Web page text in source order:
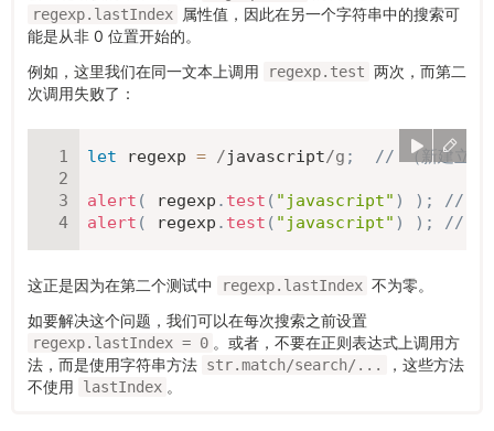
regexp.lastIndex
属性值，因此在另一个字符串中的搜索可
能是从非 0 位置开始的。
例如，这里我们在同一文本上调用
regexp.test 两次，而第二
次调用失败了：
let regexp = /javascript/g ; // （新建立
alert ( regexp . test ( "javascript" ) ) ;
//
alert ( regexp . test ( "javascript" ) ) ; //
这正是因为在第二个测试中 regexp.lastIndex 不为零。
如要解决这个问题，我们可以在每次搜索之前设置
regexp.lastIndex = 0 。或者，不要在正则表达式上调用方
法，而是使用字符串方法 str.match/search/...
，这些方法
不使用
lastIndex 。